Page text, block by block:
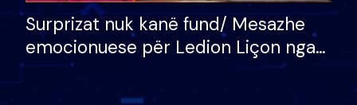
Surprizat nuk kanë fund/ Mesazhe
emocionuese për Ledion Liçon nga
nëna dhe fëmijët e tij, moderatori
nuk i mban dot lotët: Nuk meritoj…